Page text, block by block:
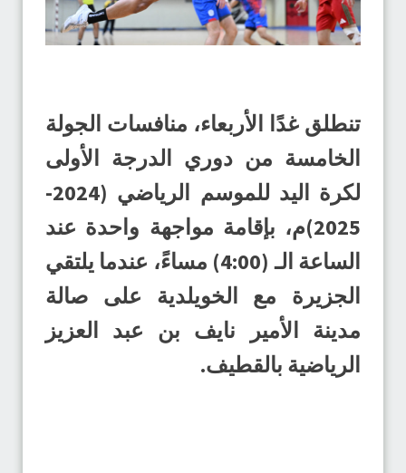
تنطلق غدًا الأربعاء، منافسات الجولة
الخامسة من دوري الدرجة الأولى
لكرة اليد للموسم الرياضي (2024-
2025)م، بإقامة مواجهة واحدة عند
الساعة الـ (4:00) مساءً، عندما يلتقي
الجزيرة مع الخويلدية على صالة
مدينة الأمير نايف بن عبد العزيز
الرياضية بالقطيف.